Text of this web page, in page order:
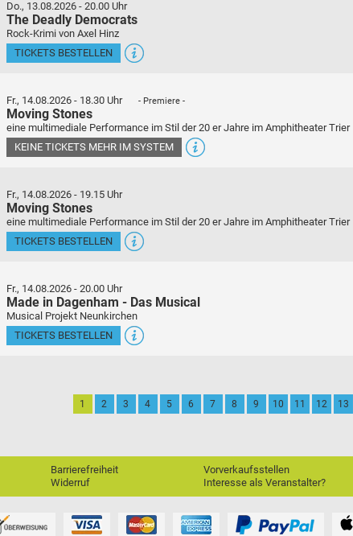
Do., 13.08.2026 - 20.00 Uhr
The Deadly Democrats
Rock-Krimi von Axel Hinz
TICKETS BESTELLEN
Fr., 14.08.2026 - 18.30 Uhr - Premiere -
Moving Stones
eine multimediale Performance im Stil der 20 er Jahre im Amphitheater Trier
KEINE TICKETS MEHR IM SYSTEM
Fr., 14.08.2026 - 19.15 Uhr
Moving Stones
eine multimediale Performance im Stil der 20 er Jahre im Amphitheater Trier
TICKETS BESTELLEN
Fr., 14.08.2026 - 20.00 Uhr
Made in Dagenham - Das Musical
Musical Projekt Neunkirchen
TICKETS BESTELLEN
1 2 3 4 5 6 7 8 9 10 11 12 13
Barrierefreiheit
Widerruf
Vorverkaufsstellen
Interesse als Veranstalter?